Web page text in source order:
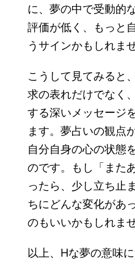
に、夢の中で受動的
評価が低く、もっと
うサインかもしれませ
こうして見てみると
求の表れだけでなく
する深いメッセージ
ます。夢占いの観点
自分自身の心の状態
のです。もし「また
ったら、少し立ち止
ちにどんな変化があ
のもいいかもしれま
以上、Hな夢の意味